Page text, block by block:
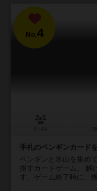
No.4
手札のペンギンカード
ペンギンと氷山を集め
指すカードゲーム。 解
す。ゲーム終了時に、